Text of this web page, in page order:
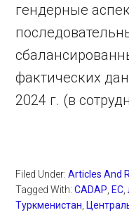
гендерные
фактических
2024 г. (в
Filed Under:Articles And
Tagged With:CADAP ЕС ,
Туркменистан